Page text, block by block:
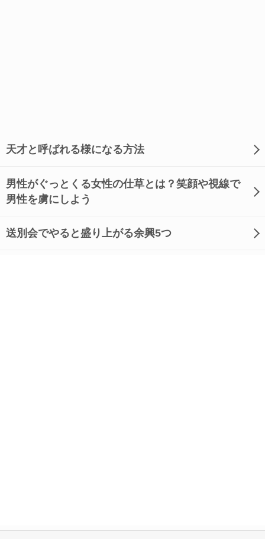
天才と呼ばれる様になる方法
男性がぐっとくる女性の仕草とは？笑顔や視線で
男性を虜にしよう
送別会でやると盛り上がる余興5つ